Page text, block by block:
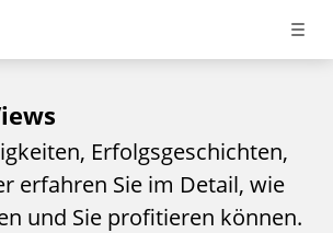
Erfolgsgeschichten,
erfahren Sie im Detail, wie
und Sie profitieren können.